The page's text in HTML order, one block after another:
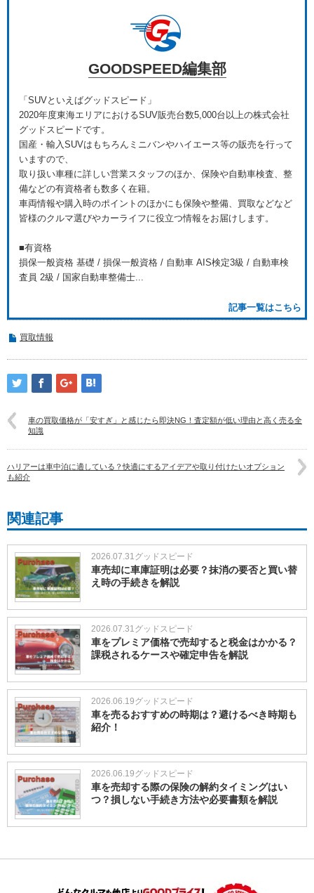
GOODSPEED編集部
「SUVといえばグッドスピード」
2020年度東海エリアにおけるSUV販売台数5,000台以上の株式会社
グッドスピードです。
国産・輸入SUVはもちろんミニバンやハイエース等の販売を行って
いますので、
取り扱い車種に詳しい営業スタッフのほか、保険や自動車検査、整
備などの有資格者も数多く在籍。
車両情報や購入時のポイントのほかにも保険や整備、買取などなど
皆様のクルマ選びやカーライフに役立つ情報をお届けします。
■有資格
損保一般資格 基礎 / 損保一般資格 / 自動車 AIS検定3級 / 自動車検
査員 2級 / 国家自動車整備士...
記事一覧はこちら
買取情報
車の買取価格が「安すぎ」と感じたら即決NG！査定額が低い理由と高く売る全
知識
ハリアーは車中泊に適している？快適にするアイデアや取り付けたいオプション
も紹介
関連記事
2026.07.31 グッドスピード
車売却に車庫証明は必要？抹消の要否と買い替
え時の手続きを解説
2026.07.31 グッドスピード
車をプレミア価格で売却すると税金はかかる？
課税されるケースや確定申告を解説
2026.06.19グッドスピード
車を売るおすすめの時期は？避けるべき時期も
紹介！
2026.06.19グッドスピード
車を売却する際の保険の解約タイミングはい
つ？損しない手続き方法や必要書類を解説